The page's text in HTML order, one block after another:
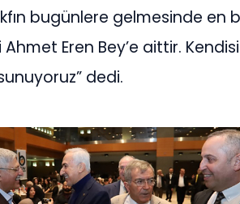
bugünlere gelmesinde en
Eren Bey’e aittir.
dedi.